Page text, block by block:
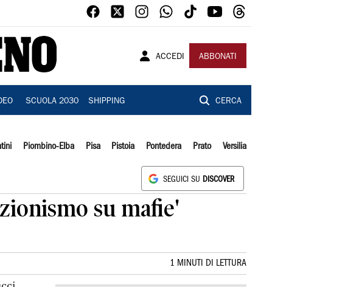
ACCEDI ABBONATI
SCUOLA 2030 SHIPPING CERCA
Piombino-Elba Pisa Pistoia Pontedera Prato Versilia
SEGUICI SU DISCOVER
su mafie'
1 MINUTI DI LETTURA